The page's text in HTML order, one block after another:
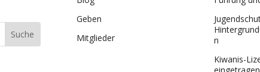
Geben
Mitglieder
n
Kiwanis-